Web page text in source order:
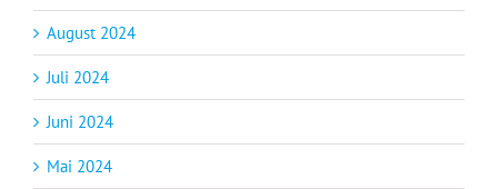
August 2024
Juli 2024
Juni 2024
Mai 2024